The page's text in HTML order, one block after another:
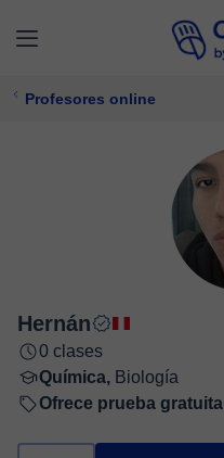
Profesores online
Hernán
0 clases
Química, Biología
Ofrece prueba gratuita